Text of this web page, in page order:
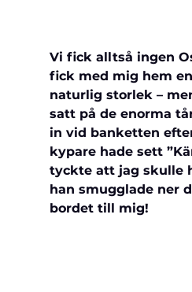
Vi fick alltså ingen
fick med mig hem
naturlig storlek –
satt på de enorma
in vid banketten
kypare hade sett
tyckte att jag skulle
han smugglade ner
bordet till mig!